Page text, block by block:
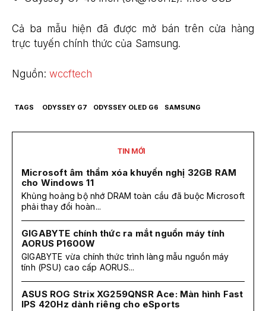
Cả ba mẫu hiện đã được mở bán trên cửa hàng
trực tuyến chính thức của Samsung.
Nguồn: wccftech
TAGS ODYSSEY G7 ODYSSEY OLED G6 SAMSUNG
TIN MỚI
Microsoft âm thầm xóa khuyến nghị 32GB RAM
cho Windows 11
Khủng hoảng bộ nhớ DRAM toàn cầu đã buộc Microsoft
phải thay đổi hoàn...
GIGABYTE chính thức ra mắt nguồn máy tính
AORUS P1600W
GIGABYTE vừa chính thức trình làng mẫu nguồn máy
tính (PSU) cao cấp AORUS...
ASUS ROG Strix XG259QNSR Ace: Màn hình Fast
IPS 420Hz dành riêng cho eSports